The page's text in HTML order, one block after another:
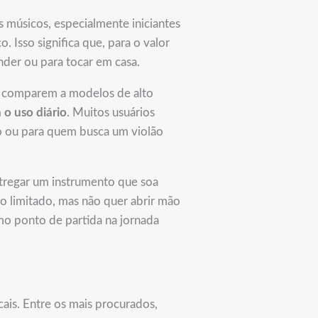
especialmente iniciantes
Isso significa que, para o valor
ou para tocar em casa.
a modelos de alto
o uso diário. Muitos usuários
para quem busca um violão
um instrumento que soa
limitado, mas não quer abrir mão
ponto de partida na jornada
Entre os mais procurados,